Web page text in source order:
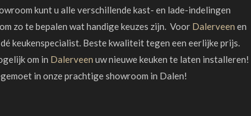
kunt u alle verschillende kast- en lade-indelingen
zo te bepalen wat handige keuzes zijn. Voor Dalerveen en
keukenspecialist. Beste kwaliteit tegen een eerlijke prijs.
om in Dalerveen uw nieuwe keuken te laten installeren!
in onze prachtige showroom in Dalen!